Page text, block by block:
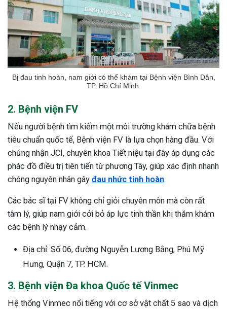
Bị đau tinh hoàn, nam giới có thể khám tại Bệnh viện Bình Dân,
TP. Hồ Chí Minh.
2. Bệnh viện FV
Nếu người bệnh tìm kiếm một môi trường khám chữa bệnh
tiêu chuẩn quốc tế, Bệnh viện FV là lựa chọn hàng đầu. Với
chứng nhận JCI, chuyên khoa Tiết niệu tại đây áp dụng các
phác đồ điều trị tiên tiến từ phương Tây, giúp xác định nhanh
chóng nguyên nhân gây đau nhức tinh hoàn.
Các bác sĩ tại FV không chỉ giỏi chuyên môn mà còn rất
tâm lý, giúp nam giới cởi bỏ áp lực tinh thần khi thăm khám
các bệnh lý nhạy cảm.
Địa chỉ: Số 06, đường Nguyễn Lương Bằng, Phú Mỹ
Hưng, Quận 7, TP. HCM.
3. Bệnh viện Đa khoa Quốc tế Vinmec
Hệ thống Vinmec nổi tiếng với cơ sở vật chất 5 sao và dịch